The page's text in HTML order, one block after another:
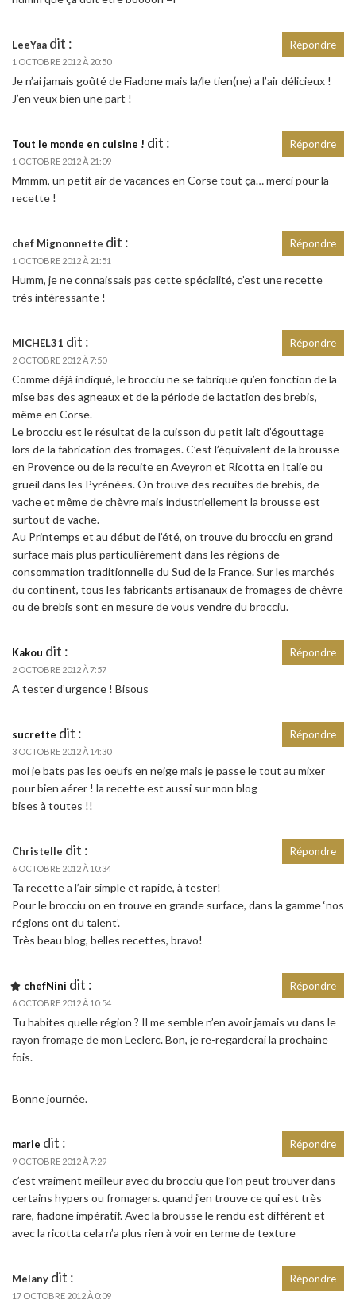
LeeYaa dit :
1 OCTOBRE 2012 À 20:50
Je n’ai jamais goûté de Fiadone mais la/le tien(ne) a l’air délicieux !
J’en veux bien une part !
Répondre
Tout le monde en cuisine ! dit :
1 OCTOBRE 2012 À 21:09
Mmmm, un petit air de vacances en Corse tout ça… merci pour la
recette !
Répondre
chef Mignonnette dit :
1 OCTOBRE 2012 À 21:51
Humm, je ne connaissais pas cette spécialité, c’est une recette
très intéressante !
Répondre
MICHEL31 dit :
2 OCTOBRE 2012 À 7:50
Comme déjà indiqué, le brocciu ne se fabrique qu’en fonction de la
mise bas des agneaux et de la période de lactation des brebis,
même en Corse.
Le brocciu est le résultat de la cuisson du petit lait d’égouttage
lors de la fabrication des fromages. C’est l’équivalent de la brousse
en Provence ou de la recuite en Aveyron et Ricotta en Italie ou
grueil dans les Pyrénées. On trouve des recuites de brebis, de
vache et même de chèvre mais industriellement la brousse est
surtout de vache.
Au Printemps et au début de l’été, on trouve du brocciu en grand
surface mais plus particulièrement dans les régions de
consommation traditionnelle du Sud de la France. Sur les marchés
du continent, tous les fabricants artisanaux de fromages de chèvre
ou de brebis sont en mesure de vous vendre du brocciu.
Répondre
Kakou dit :
2 OCTOBRE 2012 À 7:57
A tester d’urgence ! Bisous
Répondre
sucrette dit :
3 OCTOBRE 2012 À 14:30
moi je bats pas les oeufs en neige mais je passe le tout au mixer
pour bien aérer ! la recette est aussi sur mon blog
bises à toutes !!
Répondre
Christelle dit :
6 OCTOBRE 2012 À 10:34
Ta recette a l’air simple et rapide, à tester!
Pour le brocciu on en trouve en grande surface, dans la gamme ‘nos
régions ont du talent’.
Très beau blog, belles recettes, bravo!
Répondre
chefNini dit :
6 OCTOBRE 2012 À 10:54
Tu habites quelle région ? Il me semble n’en avoir jamais vu dans le
rayon fromage de mon Leclerc. Bon, je re-regarderai la prochaine
fois.
Bonne journée.
Répondre
marie dit :
9 OCTOBRE 2012 À 7:29
c’est vraiment meilleur avec du brocciu que l’on peut trouver dans
certains hypers ou fromagers. quand j’en trouve ce qui est très
rare, fiadone impératif. Avec la brousse le rendu est différent et
avec la ricotta cela n’a plus rien à voir en terme de texture
Répondre
Melany dit :
17 OCTOBRE 2012 À 0:09
Répondre